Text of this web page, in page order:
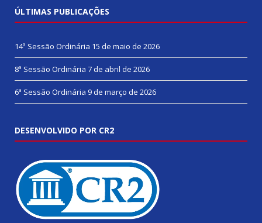
ÚLTIMAS PUBLICAÇÕES
14ª Sessão Ordinária 15 de maio de 2026
8ª Sessão Ordinária 7 de abril de 2026
6ª Sessão Ordinária 9 de março de 2026
DESENVOLVIDO POR CR2